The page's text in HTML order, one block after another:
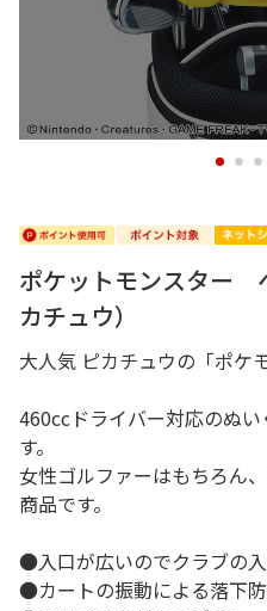
1 2 3
ポケットモンスター
カチュウ）
大人気 ピカチュウの「ポケ
460ccドライバー対応のぬ
す。
女性ゴルファーはもちろん
商品です。
●入口が広いのでクラブの入
●カートの振動による落下防